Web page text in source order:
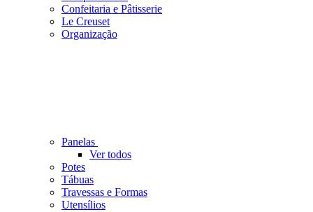
Confeitaria e Pâtisserie
Le Creuset
Organização
Panelas
Ver todos
Potes
Tábuas
Travessas e Formas
Utensílios